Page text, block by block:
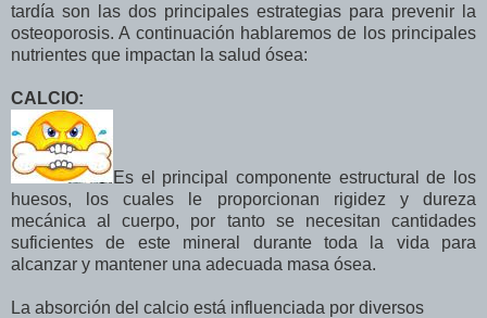
tardía son las dos principales estrategias para prevenir la
osteoporosis. A continuación hablaremos de los principales
nutrientes que impactan la salud ósea:
CALCIO:
Es el principal componente estructural de los
huesos, los cuales le proporcionan rigidez y dureza
mecánica al cuerpo, por tanto se necesitan cantidades
suficientes de este mineral durante toda la vida para
alcanzar y mantener una adecuada masa ósea.
La absorción del calcio está influenciada por diversos